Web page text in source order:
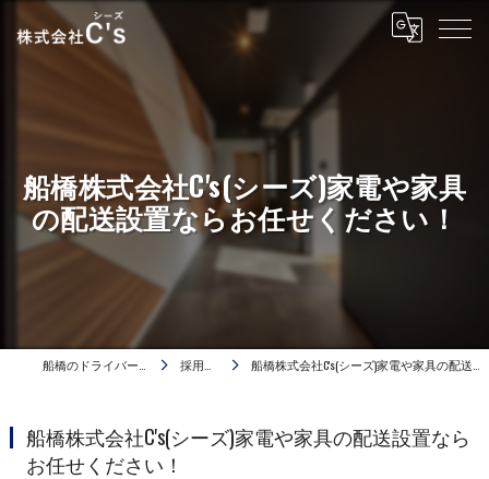
船橋株式会社C's(シーズ)家電や家具
の配送設置ならお任せください！
採用ブログ 船橋株式会社C's(シーズ)家電や家具の配送設置ならお任せください！
船橋株式会社C's(シーズ)家電や家具の配送設置なら
お任せください！